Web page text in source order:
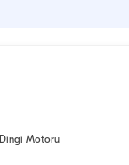
Dingi Motoru